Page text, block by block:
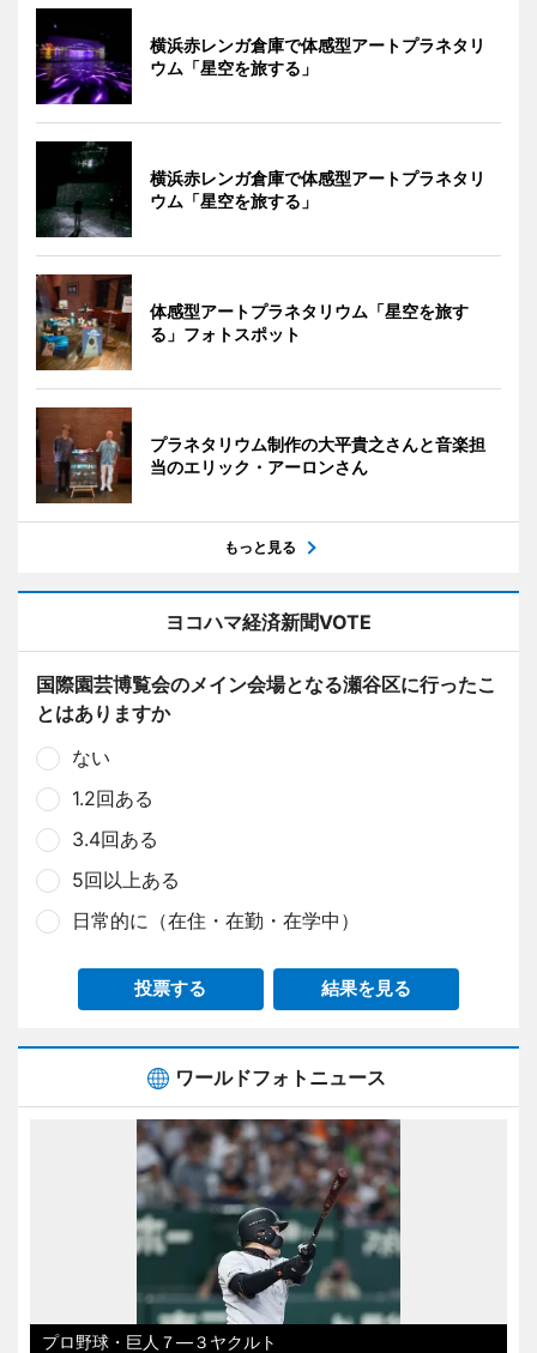
横浜赤レンガ倉庫で体感型アートプラネタリ
ウム「星空を旅する」
横浜赤レンガ倉庫で体感型アートプラネタリ
ウム「星空を旅する」
体感型アートプラネタリウム「星空を旅す
る」フォトスポット
プラネタリウム制作の大平貴之さんと音楽担
当のエリック・アーロンさん
もっと見る
ヨコハマ経済新聞VOTE
国際園芸博覧会のメイン会場となる瀬谷区に行ったこ
とはありますか
ない
1.2回ある
3.4回ある
5回以上ある
日常的に（在住・在勤・在学中）
投票する 結果を見る
ワールドフォトニュース
プロ野球・巨人７―３ヤクルト